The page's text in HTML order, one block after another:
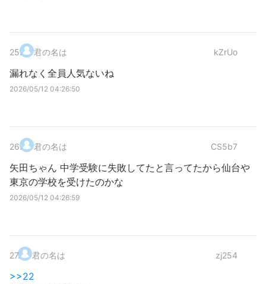
25. 君の名は kZrUo
漏れなく全員人気ないね
2026/05/12 04:26:50
26. 君の名は CS5b7
矢田ちゃん 中学受験に失敗してたと言ってたから仙台や
東京の学校を受けたのかな
2026/05/12 04:26:59
27. 君の名は zj254
>>22